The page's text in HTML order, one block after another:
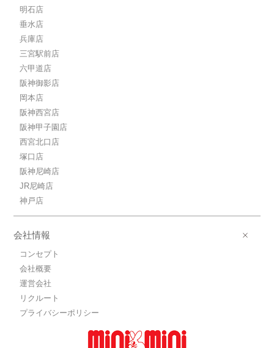
明石店
垂水店
兵庫店
三宮駅前店
六甲道店
阪神御影店
岡本店
阪神西宮店
阪神甲子園店
西宮北口店
塚口店
阪神尼崎店
JR尼崎店
神戸店
会社情報
コンセプト
会社概要
運営会社
リクルート
プライバシーポリシー